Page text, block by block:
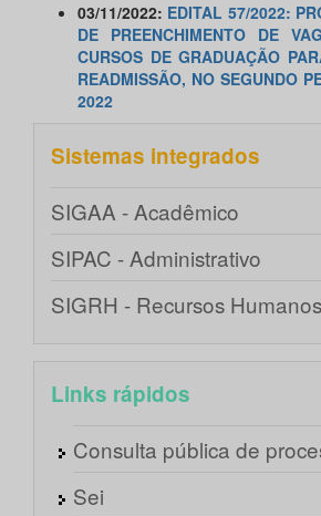
03/11/2022: EDITAL 57/2022:
DE PREENCHIMENTO DE
CURSOS DE GRADUAÇÃO
READMISSÃO, NO SEGUNDO
2022
Sistemas integrados
SIGAA - Acadêmico
SIPAC - Administrativo
SIGRH - Recursos Humanos
Links rápidos
Consulta pública de
Sei